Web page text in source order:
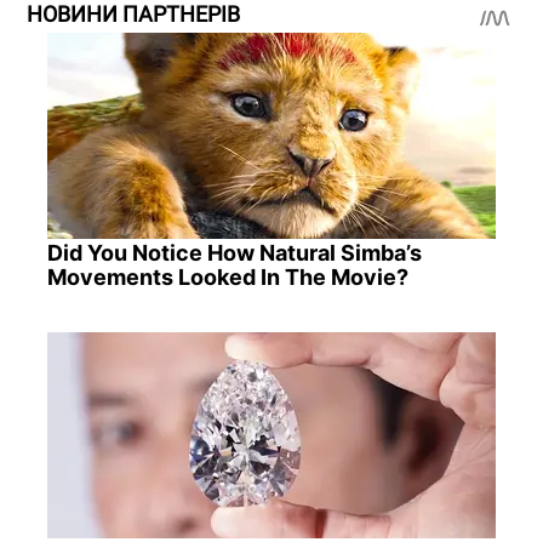
НОВИНИ ПАРТНЕРІВ
Did You Notice How Natural Simba’s
Movements Looked In The Movie?